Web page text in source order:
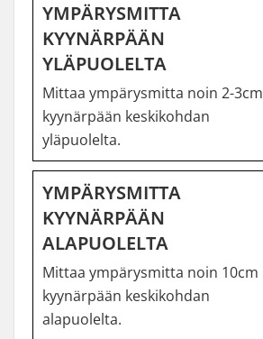
YMPÄRYSMITTA
KYYNÄRPÄÄN
YLÄPUOLELTA
Mittaa ympärysmitta noin 2-3cm
kyynärpään keskikohdan
yläpuolelta.
YMPÄRYSMITTA
KYYNÄRPÄÄN
ALAPUOLELTA
Mittaa ympärysmitta noin 10cm
kyynärpään keskikohdan
alapuolelta.